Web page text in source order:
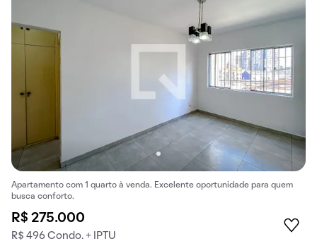
Apartamento com 1 quarto à venda. Excelente oportunidade para quem
busca conforto.
R$ 275.000
R$ 496 Condo. + IPTU